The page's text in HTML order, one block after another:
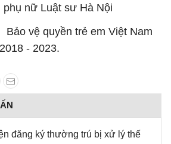
phụ nữ Luật sư Hà Nội
Bảo vệ quyền trẻ em Việt Nam
- 2023.
đăng ký thường trú bị xử lý thế